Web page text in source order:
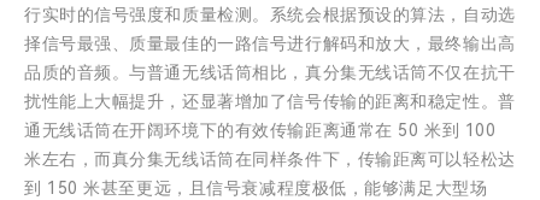
行实时的信号强度和质量检测。系统会根据预设的算法，自动选
择信号最强、质量最佳的一路信号进行解码和放大，最终输出高
品质的音频。与普通无线话筒相比，真分集无线话筒不仅在抗干
扰性能上大幅提升，还显著增加了信号传输的距离和稳定性。普
通无线话筒在开阔环境下的有效传输距离通常在 50 米到 100
米左右，而真分集无线话筒在同样条件下，传输距离可以轻松达
到 150 米甚至更远，且信号衰减程度极低，能够满足大型场